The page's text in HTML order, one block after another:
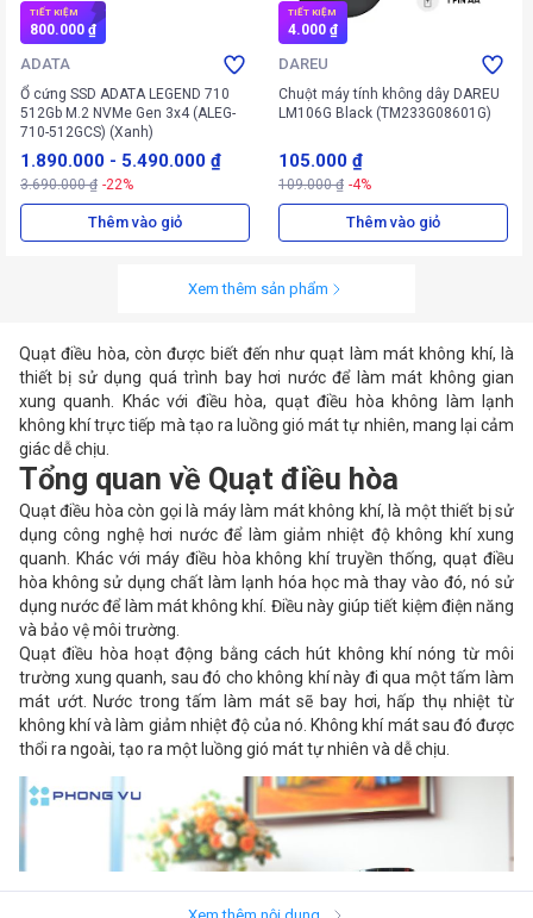
TIẾT KIỆM
800.000 ₫
ADATA
Ổ cứng SSD ADATA LEGEND 710
512Gb M.2 NVMe Gen 3x4 (ALEG-
710-512GCS) (Xanh)
1.890.000 - 5.490.000 ₫
3.690.000 ₫ -22%
Thêm vào giỏ
TIẾT KIỆM
4.000 ₫
DAREU
Chuột máy tính không dây DAREU
LM106G Black (TM233G08601G)
105.000 ₫
109.000 ₫ -4%
Thêm vào giỏ
Xem thêm sản phẩm
Quạt điều hòa, còn được biết đến như quạt làm mát không khí, là
thiết bị sử dụng quá trình bay hơi nước để làm mát không gian
xung quanh. Khác với điều hòa, quạt điều hòa không làm lạnh
không khí trực tiếp mà tạo ra luồng gió mát tự nhiên, mang lại cảm
giác dễ chịu.
Tổng quan về Quạt điều hòa
Quạt điều hòa còn gọi là máy làm mát không khí, là một thiết bị sử
dụng công nghệ hơi nước để làm giảm nhiệt độ không khí xung
quanh. Khác với máy điều hòa không khí truyền thống, quạt điều
hòa không sử dụng chất làm lạnh hóa học mà thay vào đó, nó sử
dụng nước để làm mát không khí. Điều này giúp tiết kiệm điện năng
và bảo vệ môi trường.
Quạt điều hòa hoạt động bằng cách hút không khí nóng từ môi
trường xung quanh, sau đó cho không khí này đi qua một tấm làm
mát ướt. Nước trong tấm làm mát sẽ bay hơi, hấp thụ nhiệt từ
không khí và làm giảm nhiệt độ của nó. Không khí mát sau đó được
thổi ra ngoài, tạo ra một luồng gió mát tự nhiên và dễ chịu.